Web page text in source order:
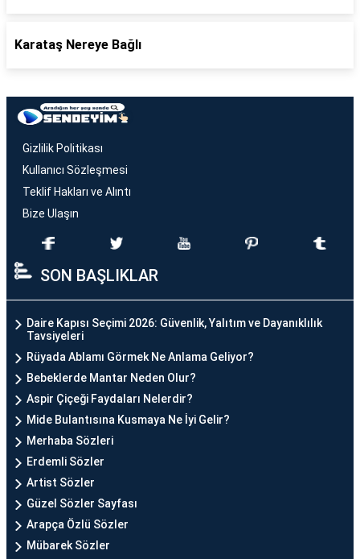
Karataş Nereye Bağlı
Gizlilik Politikası
Kullanıcı Sözleşmesi
Teklif Hakları ve Alıntı
Bize Ulaşın
SON BAŞLIKLAR
Daire Kapısı Seçimi 2026: Güvenlik, Yalıtım ve Dayanıklılık
Tavsiyeleri
Rüyada Ablamı Görmek Ne Anlama Geliyor?
Bebeklerde Mantar Neden Olur?
Aspir Çiçeği Faydaları Nelerdir?
Mide Bulantısına Kusmaya Ne İyi Gelir?
Merhaba Sözleri
Erdemli Sözler
Artist Sözler
Güzel Sözler Sayfası
Arapça Özlü Sözler
Mübarek Sözler